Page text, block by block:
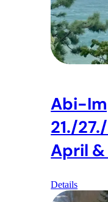
Abi-
21./
April &
Details